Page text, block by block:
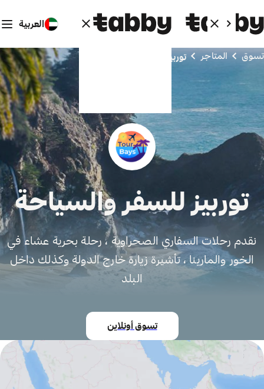
العربية
تسوق المتاجر توربيز للسفر والسياحة
توربيز للسفر والسياحة
نقدم رحلات السفاري الصحراوية ، رحلة بحرية عشاء في
الخور والمارينا ، تأشيرة زيارة خارج الدولة وكذلك داخل
البلد
تسوق أونلاين